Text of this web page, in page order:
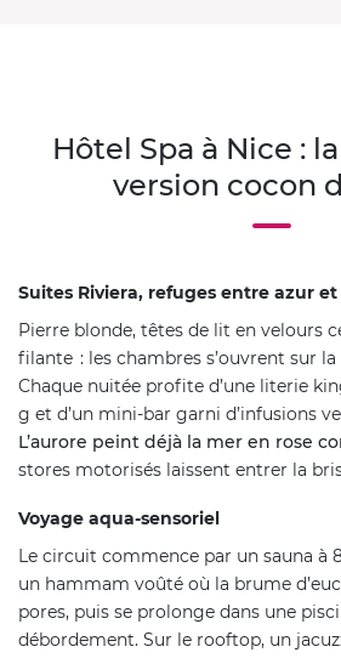
Hôtel Spa à Nice :
version cocon
Suites Riviera, refuges entre azur
Pierre blonde, têtes de lit en velours
filante : les chambres s’ouvrent sur la
Chaque nuitée profite d’une literie
g et d’un mini-bar garni d’infusions
L’aurore peint déjà la mer en rose
stores motorisés laissent entrer la
Voyage aqua-sensoriel
Le circuit commence par un sauna à
un hammam voûté où la brume
pores, puis se prolonge dans une
débordement. Sur le rooftop, un